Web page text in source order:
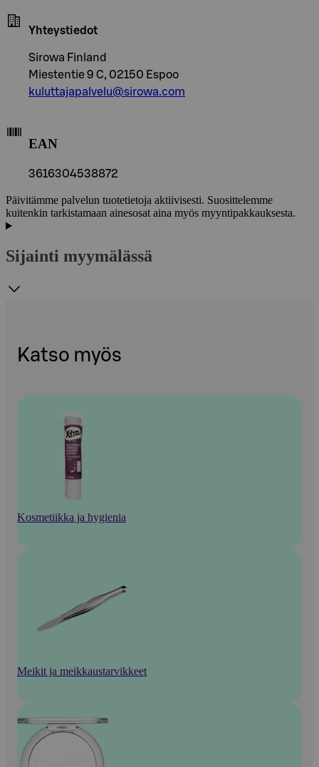
Yhteystiedot
Sirowa Finland
Miestentie 9 C, 02150 Espoo
kuluttajapalvelu@sirowa.com
EAN
3616304538872
Päivitämme palvelun tuotetietoja aktiivisesti. Suosittelemme
kuitenkin tarkistamaan ainesosat aina myös myyntipakkauksesta.
Sijainti myymälässä
Katso myös
Kosmetiikka ja hygienia
Meikit ja meikkaustarvikkeet